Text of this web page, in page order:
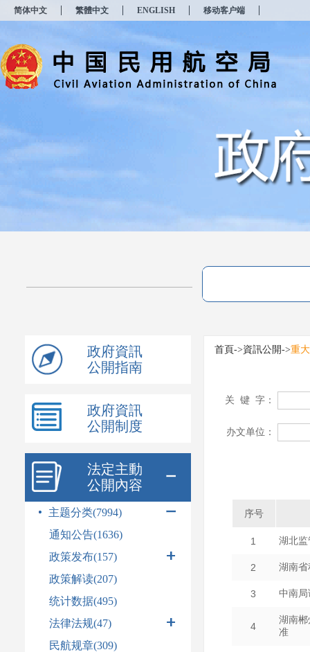
简体中文 繁體中文 ENGLISH 移动客户端
政府資訊
公開指南
政府資訊
公開制度
法定主動
公開內容
主题分类(7994)
通知公告(1636)
政策发布(157)
政策解读(207)
统计数据(495)
法律法规(47)
民航规章(309)
首頁->資訊公開->重
窗
打
开
无
障